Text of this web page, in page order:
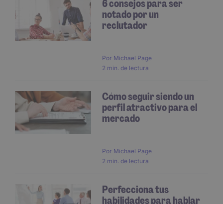
6 consejos para ser
notado por un
reclutador
Por Michael Page
2 min. de lectura
Cómo seguir siendo un
perfil atractivo para el
mercado
Por Michael Page
2 min. de lectura
Perfecciona tus
habilidades para hablar